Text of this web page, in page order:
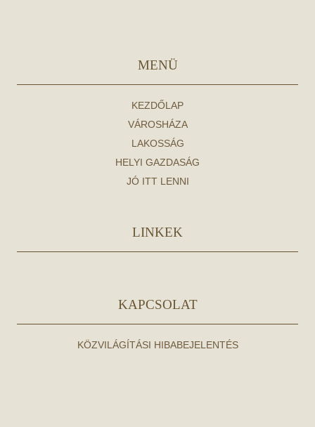
MENÜ
KEZDŐLAP
VÁROSHÁZA
LAKOSSÁG
HELYI GAZDASÁG
JÓ ITT LENNI
LINKEK
KAPCSOLAT
KÖZVILÁGÍTÁSI HIBABEJELENTÉS